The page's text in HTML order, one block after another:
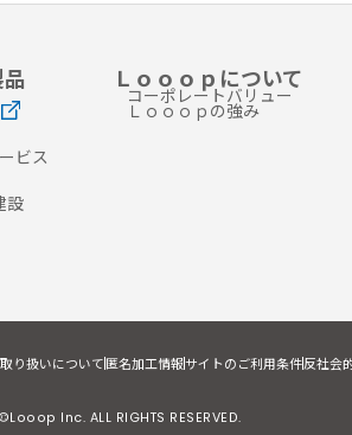
ビス
設
Ｌｏｏｏｐについて
コーポレートバリュー
Ｌｏｏｏｐの強み
り扱いについて匿名加工情報サイトのご利用条件反社会
©Looop Inc. ALL RIGHTS RESERVED.